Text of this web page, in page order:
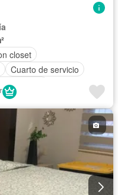
closet
Cuarto de servicio